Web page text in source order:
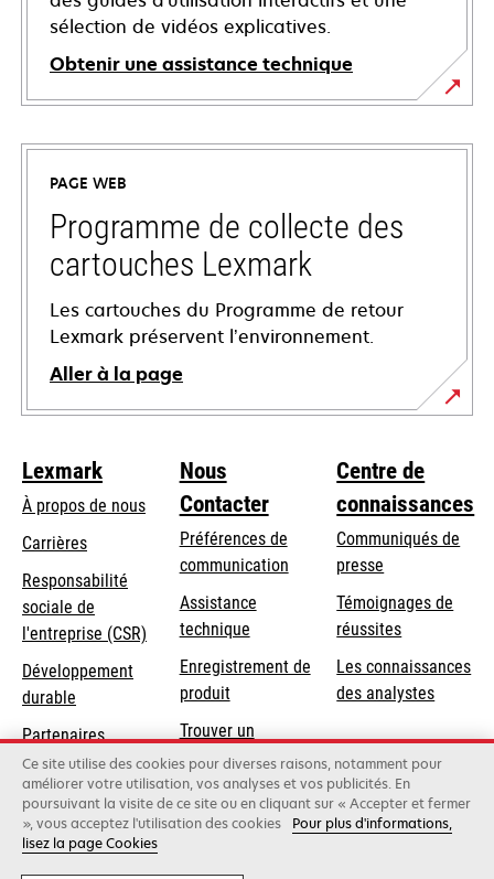
sélection de vidéos explicatives.
Obtenir une assistance technique
s’ouvre
dans
nouvel
onglet
PAGE WEB
Programme de collecte des
cartouches Lexmark
Les cartouches du Programme de retour
Lexmark préservent l’environnement.
Aller à la page
Lexmark
À propos de nous
Carrières
s’ouvre
dans
un
nouvel
onglet
Responsabilité
sociale de
l'entreprise (CSR) s’ouvre
onglet
Développement
durable
Partenaires
Lexmark
Nous
Contacter
Préférences de
communication
s’ouvre
dans
un
nouvel
onglet
Assistance
techniques’ouvre
un
onglet
Enregistrement de
produit
Trouver un
revendeur
Centre de
connaissances
Communiqués de
presse
Témoignages de
réussites
Les connaissances
des analystes
Lexmark International, Inc., une entreprise Xerox
©2026 Tous droits réservés.
Ce site utilise des cookies pour diverses raisons, notamment pour
améliorer votre utilisation, vos analyses et vos publicités. En
poursuivant la visite de ce site ou en cliquant sur « Accepter et fermer
», vous acceptez l'utilisation des cookies
Pour plus d'informations,
lisez la page Cookies